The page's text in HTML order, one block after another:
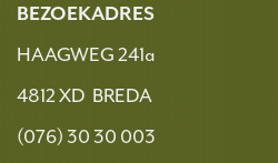
BEZOEKADRES
HAAGWEG 241a
4812 XD BREDA
(076) 30 30 003